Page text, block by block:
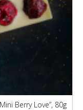
Berry Love”, 80g